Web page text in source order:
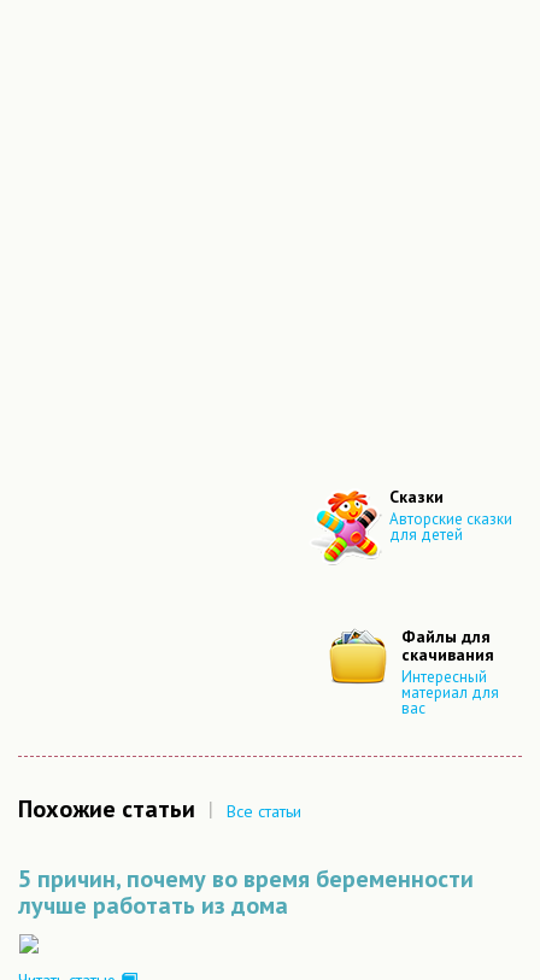
Сказки
Авторские сказки
для детей
Файлы для
скачивания
Интересный
материал для
вас
Похожие статьи | Все статьи
5 причин, почему во время беременности
лучше работать из дома